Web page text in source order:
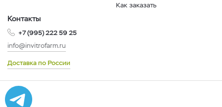
Как заказать
Контакты
+7 (995) 222 59 25
info@invitrofarm.ru
Доставка по России